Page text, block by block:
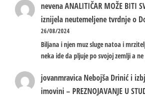
nevenaANALITIČAR MOŽE BITI
iznijela neutemeljene tvrdnje o
26/08/2024
Biljana i njen muz sluge natoa i
neka ide da pljuje po svojoj zemlji a
jovanmravica Nebojša Drinić i
imovini – PREZNOJAVANJE U